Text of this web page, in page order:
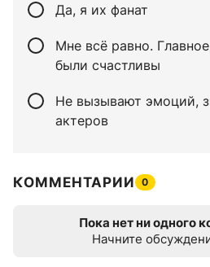
Да, я их фанат
Мне всё равно.
были счастливы
Не вызывают эмоций,
актеров
КОММЕНТАРИИ 0
Пока нет ни одного
Начните